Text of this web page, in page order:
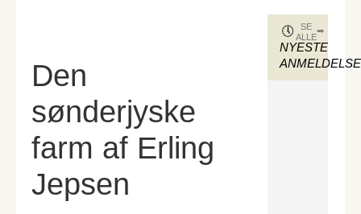
Den
sønderjyske
farm af Erling
Jepsen
NYESTE
SE
ALLE